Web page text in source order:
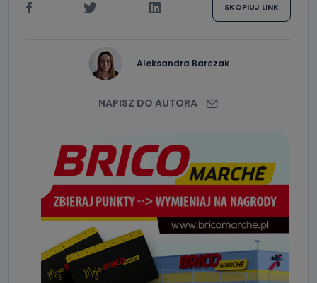
SKOPIUJ LINK
Aleksandra Barczak
NAPISZ DO AUTORA